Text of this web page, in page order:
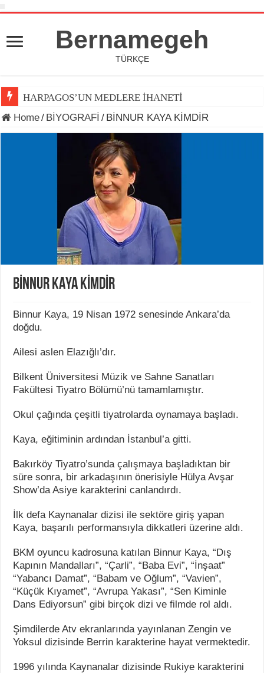
Bernamegeh
TÜRKÇE
HARPAGOS’UN MEDLERE İHANETİ
Home/ BİYOGRAFİ / BİNNUR KAYA KİMDİR
BİNNUR KAYA KİMDİR
Binnur Kaya, 19 Nisan 1972 senesinde Ankara’da
doğdu.
Ailesi aslen Elazığlı’dır.
Bilkent Üniversitesi Müzik ve Sahne Sanatları
Fakültesi Tiyatro Bölümü’nü tamamlamıştır.
Okul çağında çeşitli tiyatrolarda oynamaya başladı.
Kaya, eğitiminin ardından İstanbul’a gitti.
Bakırköy Tiyatro’sunda çalışmaya başladıktan bir
süre sonra, bir arkadaşının önerisiyle Hülya Avşar
Show’da Asiye karakterini canlandırdı.
İlk defa Kaynanalar dizisi ile sektöre giriş yapan
Kaya, başarılı performansıyla dikkatleri üzerine aldı.
BKM oyuncu kadrosuna katılan Binnur Kaya, “Dış
Kapının Mandalları”, “Çarli”, “Baba Evi”, “İnşaat”
“Yabancı Damat”, “Babam ve Oğlum”, “Vavien”,
“Küçük Kıyamet”, “Avrupa Yakası”, “Sen Kiminle
Dans Ediyorsun” gibi birçok dizi ve filmde rol aldı.
Şimdilerde Atv ekranlarında yayınlanan Zengin ve
Yoksul dizisinde Berrin karakterine hayat vermektedir.
1996 yılında Kaynanalar dizisinde Rukiye karakterini